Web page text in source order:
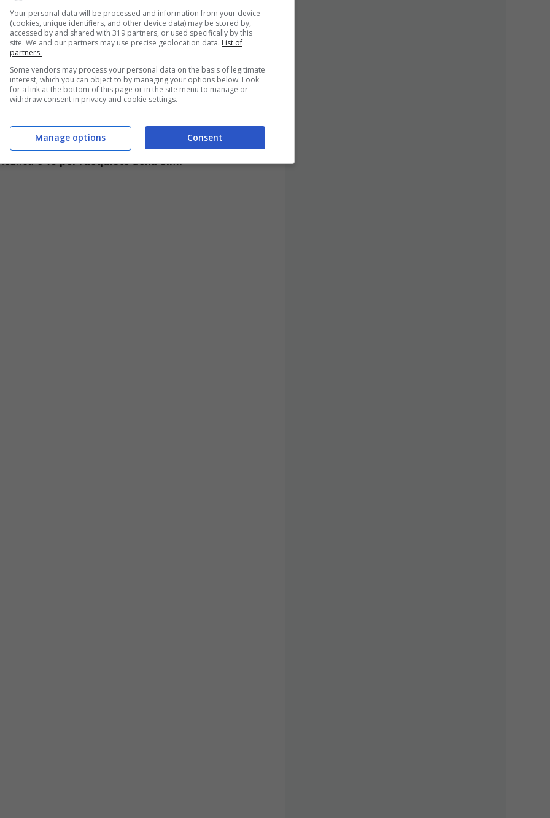
10 giga con un traffico dati in 4G+. La velocità
e50 Mbpd in upload. Per finire, per chi
6,35 giga nell’Unione Europea a costo
ultimi ma fondamentali dettagli sempre per
Come il fatto che ci sia la possibilità
Richiama Ora e di avviso di chiamata. Ci
il proprio credito residuo senza costi aggiuntivi
a consumo. L’attivazione, per finire, ha un costo
e15 per l’acquisto della SIM.
Your personal data will be processed and information from your device
(cookies, unique identifiers, and other device data) may be stored by,
accessed by and shared with 319 partners, or used specifically by this
site. We and our partners may use precise geolocation data. List of
partners.
Some vendors may process your personal data on the basis of legitimate
interest, which you can object to by managing your options below. Look
for a link at the bottom of this page or in the site menu to manage or
withdraw consent in privacy and cookie settings.
Consent
Manage options